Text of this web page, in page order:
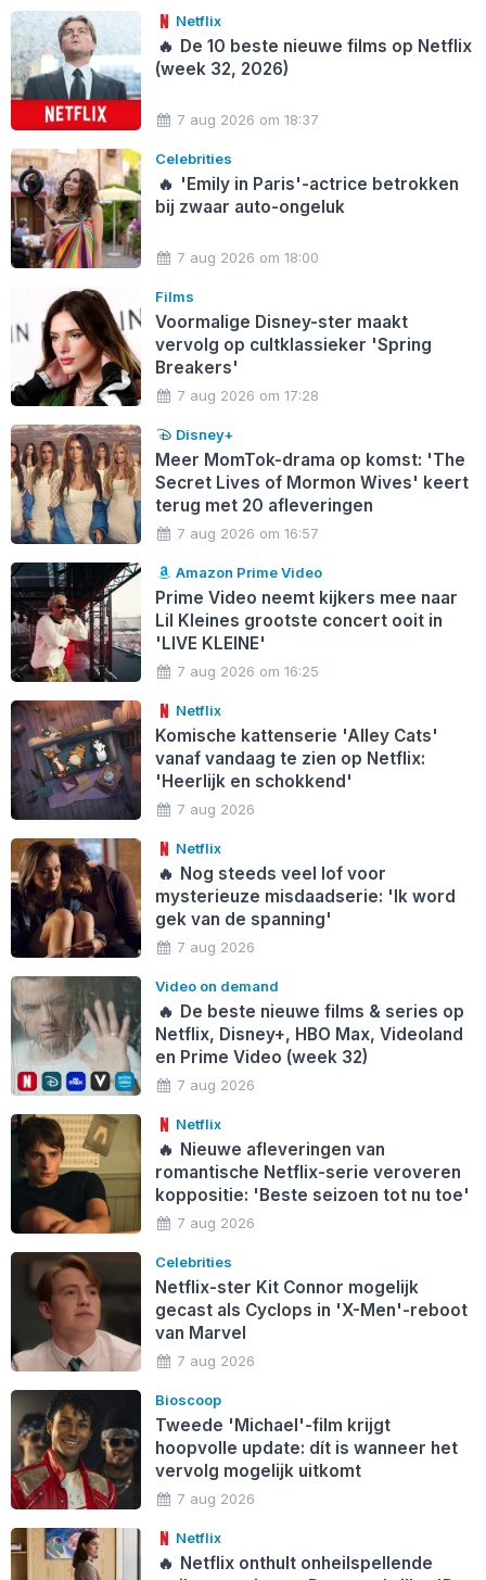
Netflix
🔥 De 10 beste nieuwe films op Netflix
(week 32, 2026)
7 aug 2026 om 18:37
Celebrities
🔥 'Emily in Paris'-actrice betrokken
bij zwaar auto-ongeluk
7 aug 2026 om 18:00
Films
Voormalige Disney-ster maakt
vervolg op cultklassieker 'Spring
Breakers'
7 aug 2026 om 17:28
Disney+
Meer MomTok-drama op komst: 'The
Secret Lives of Mormon Wives' keert
terug met 20 afleveringen
7 aug 2026 om 16:57
Amazon Prime Video
Prime Video neemt kijkers mee naar
Lil Kleines grootste concert ooit in
'LIVE KLEINE'
7 aug 2026 om 16:25
Netflix
Komische kattenserie 'Alley Cats'
vanaf vandaag te zien op Netflix:
'Heerlijk en schokkend'
7 aug 2026
Netflix
🔥 Nog steeds veel lof voor
mysterieuze misdaadserie: 'Ik word
gek van de spanning'
7 aug 2026
Video on demand
🔥 De beste nieuwe films & series op
Netflix, Disney+, HBO Max, Videoland
en Prime Video (week 32)
7 aug 2026
Netflix
🔥 Nieuwe afleveringen van
romantische Netflix-serie veroveren
koppositie: 'Beste seizoen tot nu toe'
7 aug 2026
Celebrities
Netflix-ster Kit Connor mogelijk
gecast als Cyclops in 'X-Men'-reboot
van Marvel
7 aug 2026
Bioscoop
Tweede 'Michael'-film krijgt
hoopvolle update: dít is wanneer het
vervolg mogelijk uitkomt
7 aug 2026
Netflix
🔥 Netflix onthult onheilspellende